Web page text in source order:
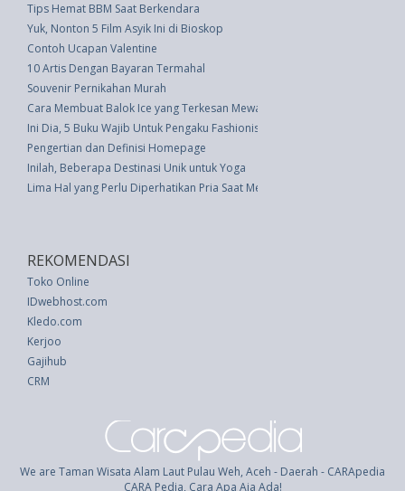
Tips Hemat BBM Saat Berkendara
Yuk, Nonton 5 Film Asyik Ini di Bioskop
Contoh Ucapan Valentine
10 Artis Dengan Bayaran Termahal
Souvenir Pernikahan Murah
Cara Membuat Balok Ice yang Terkesan Mewah
Ini Dia, 5 Buku Wajib Untuk Pengaku Fashionista
Pengertian dan Definisi Homepage
Inilah, Beberapa Destinasi Unik untuk Yoga
Lima Hal yang Perlu Diperhatikan Pria Saat Membeli Celana Dalam
REKOMENDASI
Toko Online
IDwebhost.com
Kledo.com
Kerjoo
Gajihub
CRM
We are Taman Wisata Alam Laut Pulau Weh, Aceh - Daerah - CARApedia
CARA Pedia, Cara Apa Aja Ada!